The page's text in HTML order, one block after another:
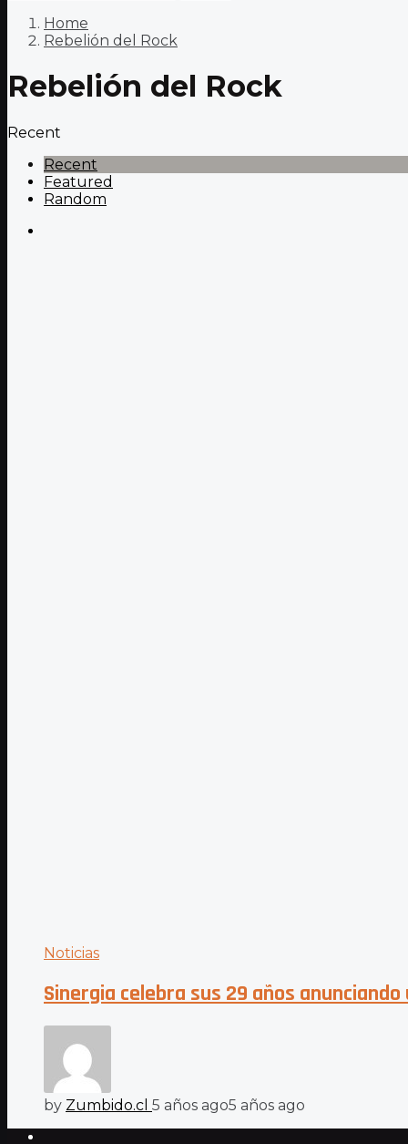
Home
Rebelión del Rock
Rebelión del Rock
Recent
Recent
Featured
Random
Noticias
Sinergia celebra sus 29 años
by Zumbido.cl 5 años ago5 años ago